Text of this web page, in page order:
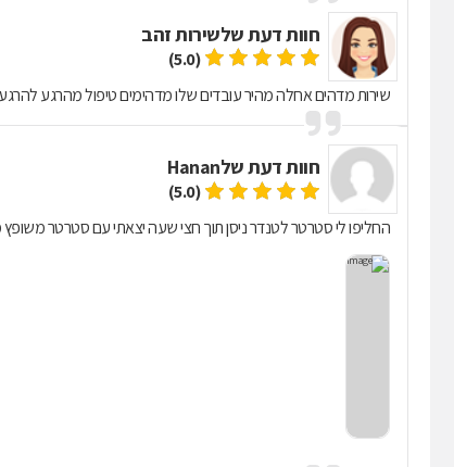
חוות דעת שלשירות זהב
(5.0)
שירות מדהים אחלה מהיר עובדים שלו מדהימים טיפול מהרגע
חוות דעת שלHanan
(5.0)
החליפו לי סטרטר לטנדר ניסן תוך חצי שעה יצאתי עם סטרטר